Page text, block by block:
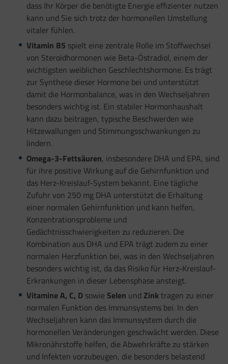
dass Ihr Körper die benötigte Energie effizienter nutzen
kann und Sie sich trotz der hormonellen Umstellung
vitaler fühlen.
Vitamin B5 spielt eine zentrale Rolle im Stoffwechsel
von Steroidhormonen wie Beta-Östradiol, einem der
wichtigsten weiblichen Geschlechtshormone. Es trägt
zur Synthese dieser Hormone bei und unterstützt
damit die Hormonbalance, was in den Wechseljahren
besonders wichtig ist. Ein stabiler Hormonhaushalt
kann dazu beitragen, typische Beschwerden wie
Hitzewallungen und Stimmungsschwankungen zu
lindern.
Omega-3-Fettsäuren, insbesondere DHA und EPA, sind
für ihre positive Wirkung auf die Gehirnfunktion und
das Herz-Kreislauf-System bekannt. Eine tägliche
Zufuhr von 250 mg DHA unterstützt die Erhaltung
einer normalen Gehirnfunktion und kann helfen,
Konzentrationsprobleme und
Gedächtnisschwierigkeiten zu reduzieren. Die
Kombination aus DHA und EPA trägt zudem zu einer
normalen Herzfunktion bei, was in den Wechseljahren
besonders wichtig ist, da das Risiko für Herz-Kreislauf-
Erkrankungen in dieser Lebensphase ansteigt.
Vitamine A, C, D sowie Selen und Zinktragen zu einer
normalen Funktion des Immunsystems bei. In den
Wechseljahren kann das Immunsystem durch die
hormonellen Veränderungen geschwächt werden. Diese
Mikronährstoffe helfen, die Abwehrkräfte zu stärken
und Infekten vorzubeugen, die besonders belastend